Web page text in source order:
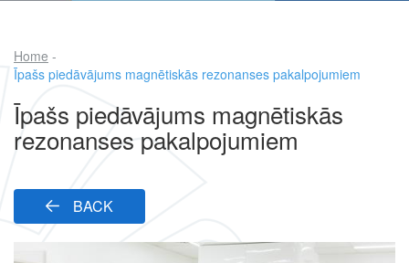
Breadcrumb
Home
Īpašs piedāvājums magnētiskās rezonanses pakalpojumiem
Īpašs piedāvājums magnētiskās
rezonanses pakalpojumiem
BACK